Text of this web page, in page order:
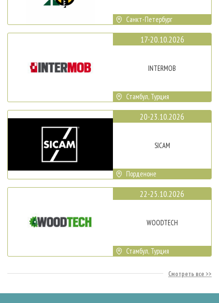
Санкт-Петербург
17-20.10.2026
INTERMOB
Стамбул, Турция
20-23.10.2026
SICAM
Порденоне
22-25.10.2026
WOODTECH
Стамбул, Турция
Смотреть все